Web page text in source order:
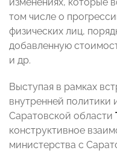
том числе о
физических лиц,
добавленную
и др.
Выступая в рамках
внутренней
Саратовской области
конструктивное
министерства с